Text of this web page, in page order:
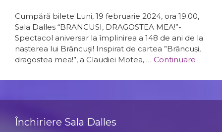
Cumpără bilete Luni, 19 februarie 2024, ora 19.00,
Sala Dalles “BRANCUSI, DRAGOSTEA MEA!”-
Spectacol aniversar la împlinirea a 148 de ani de la
nașterea lui Brâncuși! Inspirat de cartea ”Brâncuși,
dragostea mea!”, a Claudiei Motea, … Continuare
Închiriere Sala Dalles